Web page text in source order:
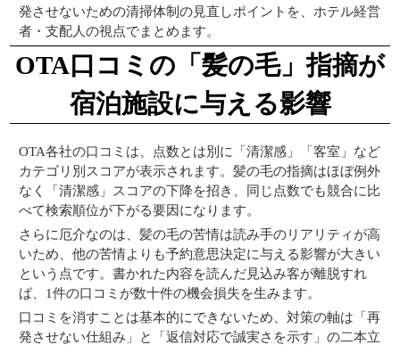
発させないための清掃体制の見直しポイントを、ホテル経営
者・支配人の視点でまとめます。
OTA口コミの「髪の毛」指摘が
宿泊施設に与える影響
OTA各社の口コミは、点数とは別に「清潔感」「客室」など
カテゴリ別スコアが表示されます。髪の毛の指摘はほぼ例外
なく「清潔感」スコアの下降を招き、同じ点数でも競合に比
べて検索順位が下がる要因になります。
さらに厄介なのは、髪の毛の苦情は読み手のリアリティが高
いため、他の苦情よりも予約意思決定に与える影響が大きい
という点です。書かれた内容を読んだ見込み客が離脱すれ
ば、1件の口コミが数十件の機会損失を生みます。
口コミを消すことは基本的にできないため、対策の軸は「再
発させない仕組み」と「返信対応で誠実さを示す」の二本立